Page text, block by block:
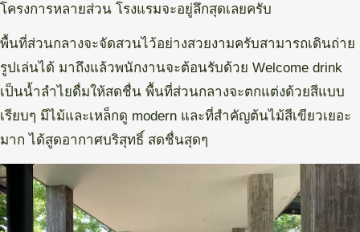
โครงการหลายส่วน โรงแรมจะอยู่ลึกสุดเลยครับ
พื้นที่ส่วนกลางจะจัดสวนไว้อย่างสวยงามครับสามารถเดินถ่าย
รูปเล่นได้ มาถึงแล้วพนักงานจะต้อนรับด้วย Welcome drink
เป็นน้ำลำไยดื่มให้สดชื่น พื้นที่ส่วนกลางจะตกแต่งด้วยสีแบบ
เรียบๆ มีไม้และเหล็กดู modern และที่สำคัญต้นไม้สีเขียวเยอะ
มาก ได้สูดอากาศบริสุทธิ์ สดชื่นสุดๆ